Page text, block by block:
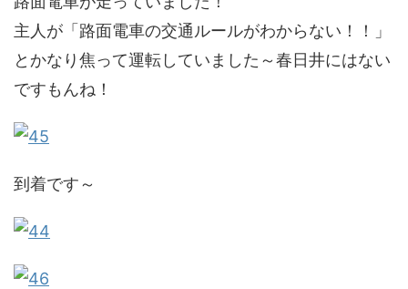
主人が「路面電車の交通ルールがわからない！！」
とかなり焦って運転していました～春日井にはない
ですもんね！
到着です～